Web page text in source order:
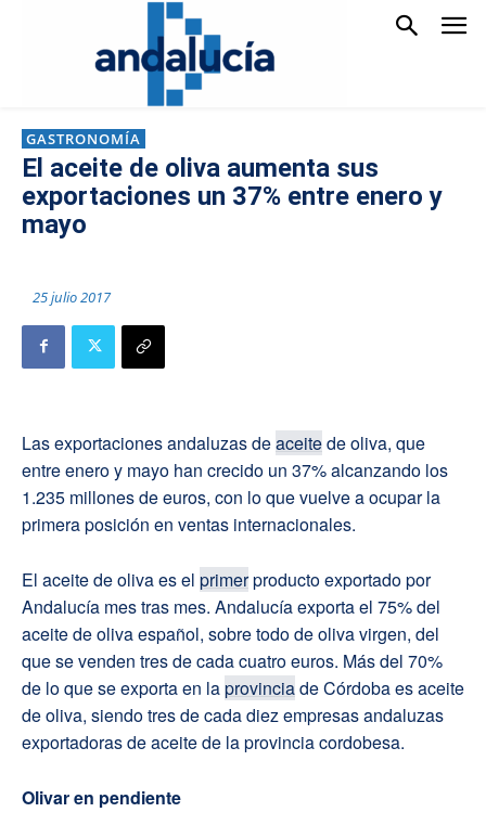
GASTRONOMÍA
El aceite de oliva aumenta sus
exportaciones un 37% entre enero y
mayo
25 julio 2017
Las exportaciones andaluzas deaceitede oliva, que
entre enero y mayo han crecido un 37% alcanzando los
1.235 millones de euros, con lo que vuelve a ocupar la
primera posición en ventas internacionales.
El aceite de oliva es el primerproducto exportado por
Andalucía mes tras mes. Andalucía exporta el 75% del
aceite de oliva español, sobre todo de oliva virgen, del
que se venden tres de cada cuatro euros. Más del 70%
de lo que se exporta en laprovinciade Córdoba es aceite
de oliva, siendo tres de cada diez empresas andaluzas
exportadoras de aceite de la provincia cordobesa.
Olivar en pendiente